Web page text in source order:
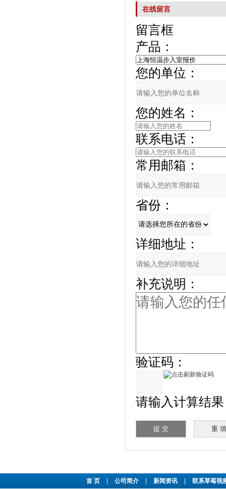
在线留言
留言框
产品：
您的单位：
您的姓名：
联系电话：
常用邮箱：
省份：
详细地址：
补充说明：
验证码：
请输入计算结果
首 页 公司简介 新闻资讯 联系草莓视